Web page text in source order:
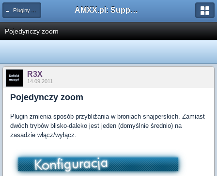
← Pluginy AMXX AMXX.pl: Support AMX Mod X i SourceMod
Pojedynczy zoom
R3X
14.09.2011
Pojedynczy zoom
Plugin zmienia sposób przybliżania w broniach snajperskich. Zamiast
dwóch trybów blisko-daleko jest jeden (domyślnie średnio) na
zasadzie włącz/wyłącz.